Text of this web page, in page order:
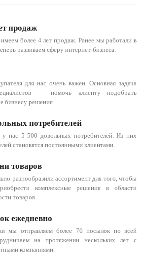
продаж
более 4 лет продаж. Ранее мы работали в
развиваем сферу интернет-бизнеса.
для нас очень важен. Основная задача
— помочь клиенту подобрать
бизнесу решения
потребителей
у нас 5 500 довольных потребителей. Из них
становятся постоянными клиентами.
товаров
разнообразили ассортимент для того, чтобы
комплексные решения в области
товаров
ежедневно
мы отправляем более 70 посылок по всей
на протяжении нескольких лет с
компаниями.